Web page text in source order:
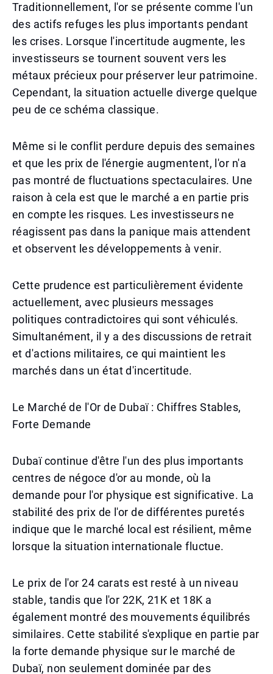
Traditionnellement, l'or se présente comme l'un
des actifs refuges les plus importants pendant
les crises. Lorsque l'incertitude augmente, les
investisseurs se tournent souvent vers les
métaux précieux pour préserver leur patrimoine.
Cependant, la situation actuelle diverge quelque
peu de ce schéma classique.
Même si le conflit perdure depuis des semaines
et que les prix de l'énergie augmentent, l'or n'a
pas montré de fluctuations spectaculaires. Une
raison à cela est que le marché a en partie pris
en compte les risques. Les investisseurs ne
réagissent pas dans la panique mais attendent
et observent les développements à venir.
Cette prudence est particulièrement évidente
actuellement, avec plusieurs messages
politiques contradictoires qui sont véhiculés.
Simultanément, il y a des discussions de retrait
et d'actions militaires, ce qui maintient les
marchés dans un état d'incertitude.
Le Marché de l'Or de Dubaï : Chiffres Stables,
Forte Demande
Dubaï continue d'être l'un des plus importants
centres de négoce d'or au monde, où la
demande pour l'or physique est significative. La
stabilité des prix de l'or de différentes puretés
indique que le marché local est résilient, même
lorsque la situation internationale fluctue.
Le prix de l'or 24 carats est resté à un niveau
stable, tandis que l'or 22K, 21K et 18K a
également montré des mouvements équilibrés
similaires. Cette stabilité s'explique en partie par
la forte demande physique sur le marché de
Dubaï, non seulement dominée par des